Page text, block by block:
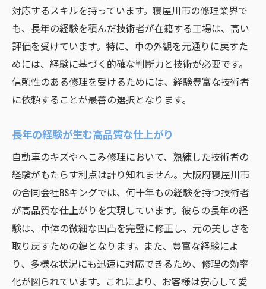
対応するスキルを持っています。寝屋川市の修理業界で
も、長年の経験を積んだ技術者が在籍する工場は、高い
評価を受けています。特に、車の外観を元通りに戻すた
めには、経験に基づく的確な判断力と技術が必要です。
信頼性のある修理を受けるためには、経験豊富な技術者
に依頼することが最善の選択となります。
長年の経験が生む高品質な仕上がり
自動車のキズやへこみ修理において、熟練した技術者の
経験がもたらす利点は計り知れません。大阪府寝屋川市
の合同会社BSキングでは、何十年もの経験を持つ技術者
が高品質な仕上がりを実現しています。彼らの長年の経
験は、車体の微細な凹凸を完璧に修正し、元の美しさを
取り戻すための鍵となります。また、豊富な経験によ
り、多様な状況にも迅速に対応できるため、修理の効率
化が図られています。これにより、お客様は安心して愛